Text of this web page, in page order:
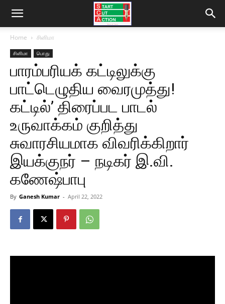
Home சினிமா
சினிமா பொது
பாரம்பரியக் கட்டிலுக்கு
பாட்டெழுதிய வைரமுத்து!
கட்டில்’ திரைப்பட பாடல்
உருவாக்கம் குறித்து
சுவாரசியமாக விவரிக்கிறார்
இயக்குநர் – நடிகர் இ.வி.
கணேஷ்பாபு
By Ganesh Kumar - April 22, 2022